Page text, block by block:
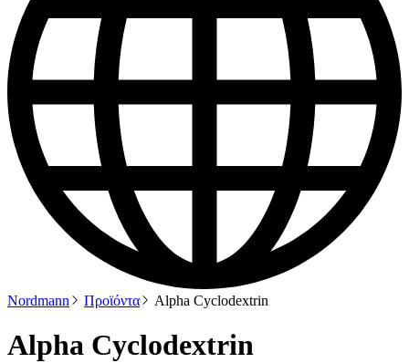
Nordmann Προϊόντα Alpha Cyclodextrin
Alpha Cyclodextrin